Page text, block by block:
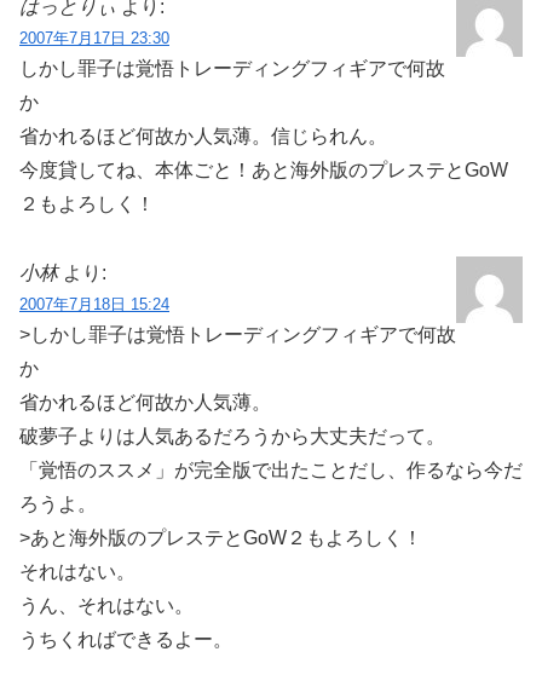
はっとりぃ より:
2007年7月17日 23:30
しかし罪子は覚悟トレーディングフィギアで何故
か
省かれるほど何故か人気薄。信じられん。
今度貸してね、本体ごと！あと海外版のプレステとGoW
２もよろしく！
小林 より:
2007年7月18日 15:24
>しかし罪子は覚悟トレーディングフィギアで何故
か
省かれるほど何故か人気薄。
破夢子よりは人気あるだろうから大丈夫だって。
「覚悟のススメ」が完全版で出たことだし、作るなら今だ
ろうよ。
>あと海外版のプレステとGoW２もよろしく！
それはない。
うん、それはない。
うちくればできるよー。